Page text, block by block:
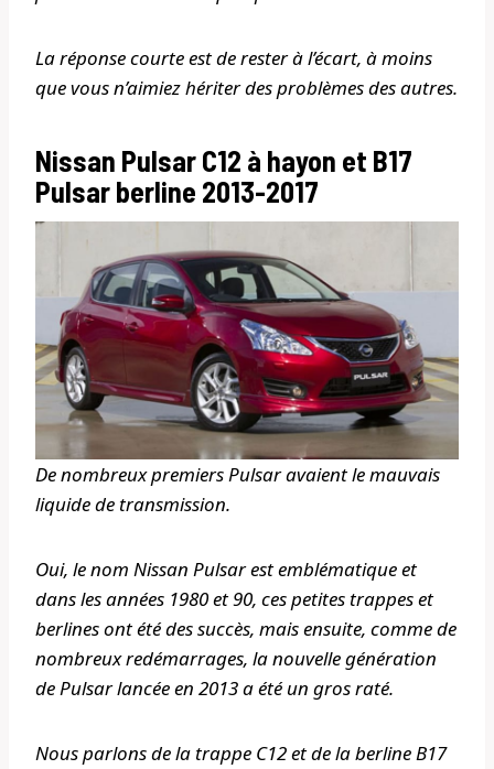
La réponse courte est de rester à l’écart, à moins
que vous n’aimiez hériter des problèmes des autres.
Nissan Pulsar C12 à hayon et B17
Pulsar berline 2013-2017
De nombreux premiers Pulsar avaient le mauvais
liquide de transmission.
Oui, le nom Nissan Pulsar est emblématique et
dans les années 1980 et 90, ces petites trappes et
berlines ont été des succès, mais ensuite, comme de
nombreux redémarrages, la nouvelle génération
de Pulsar lancée en 2013 a été un gros raté.
Nous parlons de la trappe C12 et de la berline B17